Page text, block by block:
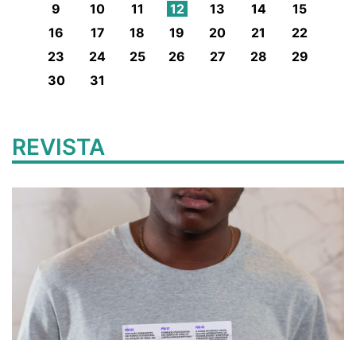
9
10 11 12 13 14
15
16
17 18 19 20 21
22
23
24 25 26 27 28
29
30
31
REVISTA